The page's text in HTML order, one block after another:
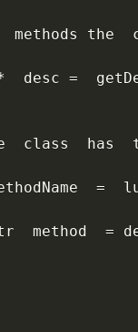
methods the
desc =
class  has
=
method  =